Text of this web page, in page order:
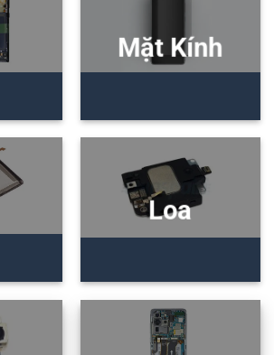
Mặt Kính
Loa